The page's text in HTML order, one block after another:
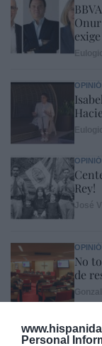
Personal
Rey!
No
de